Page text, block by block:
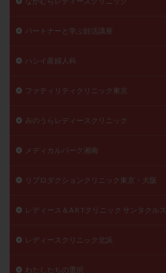
パートナーと学ぶ妊活講座
ハシイ産婦人科
ファティリティクリニック東京
みのうらレディースクリニック
メディカルパーク湘南
リプロダクションクリニック東京・大阪
レディース＆A R Tクリニック サンタクルス
レディースクリニック北浜
わたしたちの選択